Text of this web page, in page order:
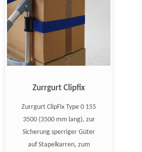
Zurrgurt Clipfix
Zurrgurt ClipFix Type 0 155
3500 (3500 mm lang), zur
Sicherung sperriger Güter
auf Stapelkarren, zum